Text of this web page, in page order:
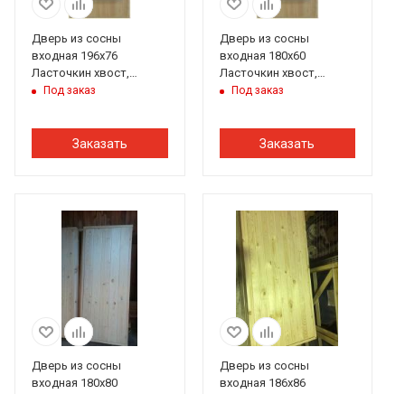
Дверь из сосны
входная 196х76
Ласточкин хвост,
Банный Перец
Под заказ
Заказать
Дверь из сосны
входная 180х60
Ласточкин хвост,
Банный Перец
Под заказ
Заказать
Дверь из сосны
входная 180х80
Дверь из сосны
входная 186х86